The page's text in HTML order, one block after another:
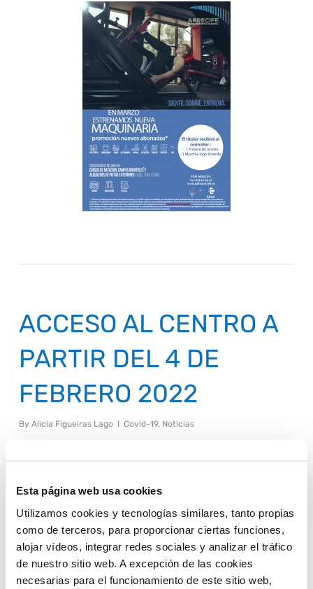
Esta página web usa cookies
Utilizamos cookies y tecnologías similares, tanto propias
como de terceros, para proporcionar ciertas funciones,
alojar vídeos, integrar redes sociales y analizar el tráfico
de nuestro sitio web. A excepción de las cookies
necesarias para el funcionamiento de este sitio web,
ACCESO AL CENTRO A
PARTIR DEL 4 DE
FEBRERO 2022
By Alicia Figueiras Lago Covid-19, Noticias
presentación de informe de resultado negativo de una PCR o
autorizado, o en su defecto del Certificado Covid (por
vacunación de pauta completa o infección).
Por tanto, desde el mismo día de hoy, para acceder al Parque
Deportivo Municipal de Arrecife no será necesaria presentar